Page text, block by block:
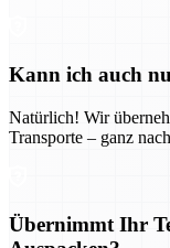
Kann ich auch
Natürlich! Wir
Transporte – ganz
Übernimmt Ihr